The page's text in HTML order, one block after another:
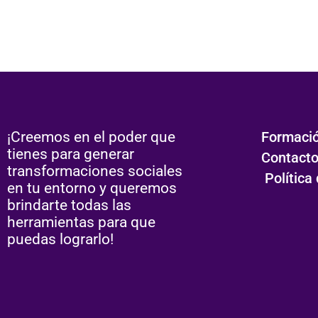
¡Creemos en el poder que
tienes para generar
transformaciones sociales
en tu entorno y queremos
brindarte todas las
herramientas para que
puedas lograrlo!
Contacto
Política